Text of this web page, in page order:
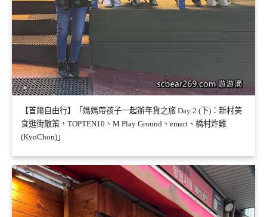
【首爾自由行】「媽媽帶孩子一起辦年貨之旅 Day 2 (下)：新村美
食逛街散策，TOPTEN10、M Play Ground、emart、橋村炸雞
(KyoChon)」